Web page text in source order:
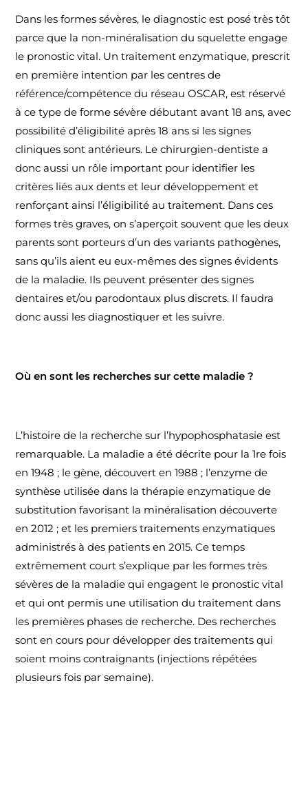
Dans les formes sévères, le diagnostic est posé très tôt
parce que la non-minéralisation du squelette engage
le pronostic vital. Un traitement enzymatique, prescrit
en première intention par les centres de
référence/compétence du réseau OSCAR, est réservé
à ce type de forme sévère débutant avant 18 ans, avec
possibilité d’éligibilité après 18 ans si les signes
cliniques sont antérieurs. Le chirurgien-dentiste a
donc aussi un rôle important pour identifier les
critères liés aux dents et leur développement et
renforçant ainsi l’éligibilité au traitement. Dans ces
formes très graves, on s’aperçoit souvent que les deux
parents sont porteurs d’un des variants pathogènes,
sans qu’ils aient eu eux-mêmes des signes évidents
de la maladie. Ils peuvent présenter des signes
dentaires et/ou parodontaux plus discrets. Il faudra
donc aussi les diagnostiquer et les suivre.
Où en sont les recherches sur cette maladie ?
L’histoire de la recherche sur l’hypophosphatasie est
remarquable. La maladie a été décrite pour la 1re fois
en 1948 ; le gène, découvert en 1988 ; l’enzyme de
synthèse utilisée dans la thérapie enzymatique de
substitution favorisant la minéralisation découverte
en 2012 ; et les premiers traitements enzymatiques
administrés à des patients en 2015. Ce temps
extrêmement court s’explique par les formes très
sévères de la maladie qui engagent le pronostic vital
et qui ont permis une utilisation du traitement dans
les premières phases de recherche. Des recherches
sont en cours pour développer des traitements qui
soient moins contraignants (injections répétées
plusieurs fois par semaine).